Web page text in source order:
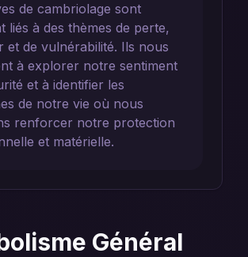
de cambriolage sont
liés à des thèmes de perte,
et de vulnérabilité. Ils nous
à explorer notre sentiment
et à identifier les
de notre vie où nous
renforcer notre protection
et matérielle.
Général